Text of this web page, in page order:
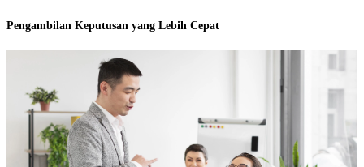
Pengambilan Keputusan yang Lebih Cepat